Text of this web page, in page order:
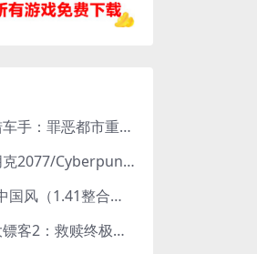
侠盗猎车手：罪恶都市重制版/Grand Theft Auto: Vice City – The Definitive Edition
赛博朋克2077/Cyberpunk 2077（更新v2.20全DLC）
GTA5中国风（1.41整合版1300辆真车+183位美女与英雄+200%存档）
荒野大镖客2：救赎终极版/大表哥2/Red Dead Redemption 2: Ultimate Edition（更新v1491.50终极版）